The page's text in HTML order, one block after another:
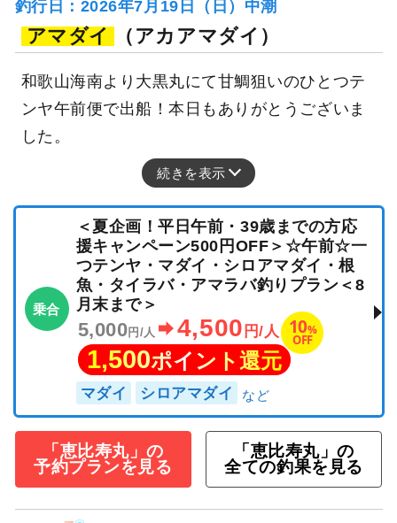
釣行日：2026年7月19日（日）中潮
アマダイ （アカアマダイ）
和歌山海南より大黒丸にて甘鯛狙いのひとつテ
ンヤ午前便で出船！本日もありがとうございま
した。
続きを表示
乗合
＜夏企画！平日午前・39歳までの方応
援キャンペーン500円OFF＞☆午前☆一
つテンヤ・マダイ・シロアマダイ・根
魚・タイラバ・アマラバ釣りプラン＜8
月末まで＞
5,000円/人 4,500 円/人 10%
OFF
1,500ポイント還元
マダイ シロアマダイ
「恵比寿丸」の
予約プランを見る
「恵比寿丸」の
全ての釣果を見る